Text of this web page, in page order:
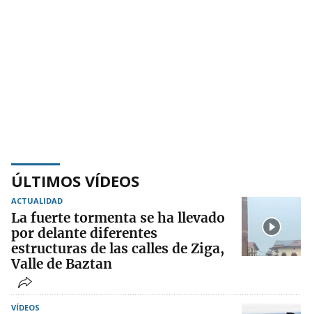
ÚLTIMOS VÍDEOS
ACTUALIDAD
La fuerte tormenta se ha llevado
por delante diferentes
estructuras de las calles de Ziga,
Valle de Baztan
VÍDEOS